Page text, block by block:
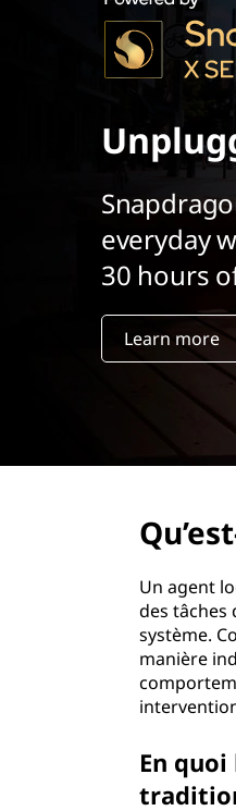
everyday
30 hours
Learn more
Un agent
des
système.
manière
En